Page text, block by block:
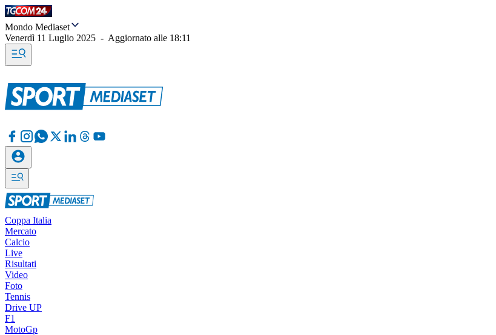
Mondo Mediaset
Venerdì 11 Luglio 2025 - Aggiornato alle 18:11
Coppa Italia
Mercato
Calcio
Live
Risultati
Video
Foto
Tennis
Drive UP
F1
MotoGp